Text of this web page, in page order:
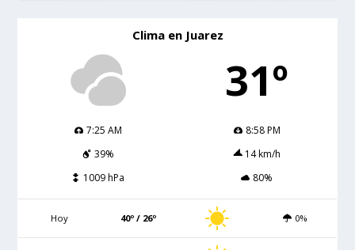
Clima en Juarez
31º
7:25 AM
8:58 PM
39%
14 km/h
1009 hPa
80%
Hoy 40º / 26º 0%